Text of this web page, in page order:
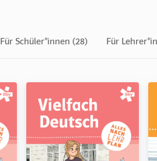
Für Schüler*innen (28) Für